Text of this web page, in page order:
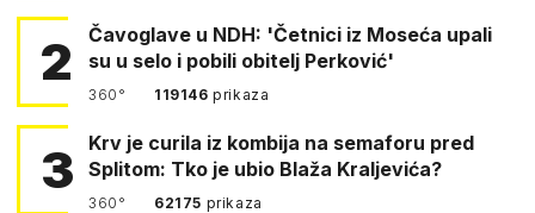
2
Čavoglave u NDH: 'Četnici iz Moseća upali
su u selo i pobili obitelj Perković'
360° 119146prikaza
3
Krv je curila iz kombija na semaforu pred
Splitom: Tko je ubio Blaža Kraljevića?
360° 62175 prikaza